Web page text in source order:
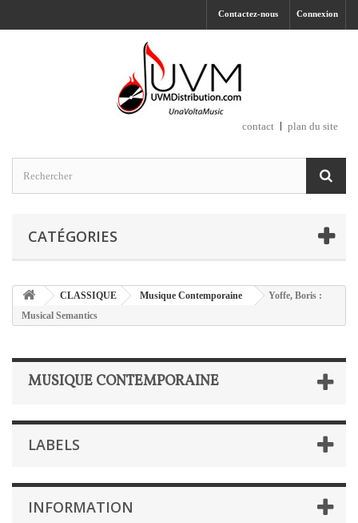
Connexion
Contactez-nous
contact plan du site
CATÉGORIES
CLASSIQUE Musique Contemporaine
Yoffe, Boris :
Musical Semantics
MUSIQUE CONTEMPORAINE
LABELS
INFORMATION